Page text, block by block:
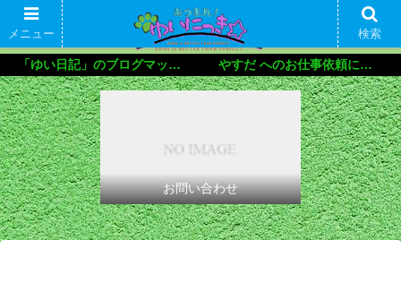
「ゆい日記」のブログマップ🌝 やすだ へのお仕事依頼について
お問い合わせ
メニュー 検索